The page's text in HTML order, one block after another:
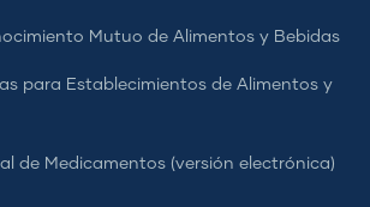
Mutuo de Alimentos y Bebidas
para Establecimientos de Alimentos y
de Medicamentos (versión electrónica)